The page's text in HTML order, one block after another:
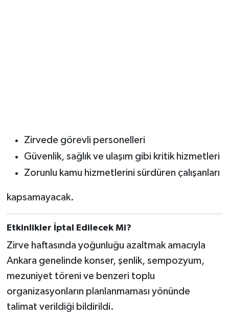
Zirvede görevli personelleri
Güvenlik, sağlık ve ulaşım gibi kritik hizmetleri
Zorunlu kamu hizmetlerini sürdüren çalışanları
kapsamayacak.
Etkinlikler İptal Edilecek Mi?
Zirve haftasında yoğunluğu azaltmak amacıyla
Ankara genelinde konser, şenlik, sempozyum,
mezuniyet töreni ve benzeri toplu
organizasyonların planlanmaması yönünde
talimat verildiği bildirildi.